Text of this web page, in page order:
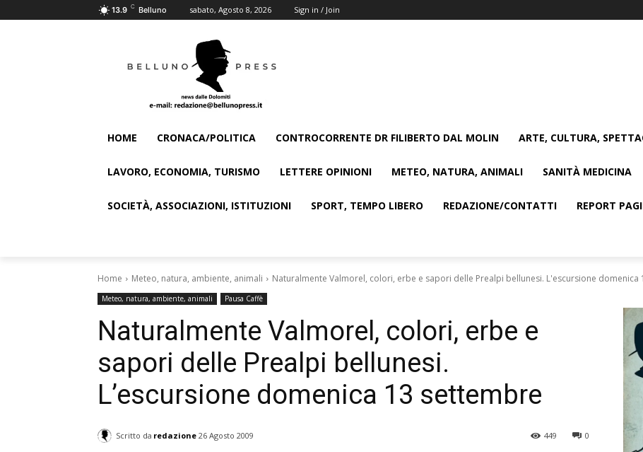
13.9 C Belluno sabato, Agosto 8, 2026 Sign in / Join
HOME CRONACA/POLITICA CONTROCORRENTE DR FILIBERTO DAL MOLIN ARTE, CULTURA,
LAVORO, ECONOMIA, TURISMO LETTERE OPINIONI METEO, NATURA, ANIMALI SANITÀ MEDICINA
SOCIETÀ, ASSOCIAZIONI, ISTITUZIONI SPORT, TEMPO LIBERO REDAZIONE/CONTATTI REPORT
Home Meteo, natura, ambiente, animali Naturalmente Valmorel, colori, erbe e sapori delle Prealpi bellunesi. L'escursione domenica
Meteo, natura, ambiente, animali Pausa Caffè
Naturalmente Valmorel, colori, erbe e
sapori delle Prealpi bellunesi.
L’escursione domenica 13 settembre
Scritto da redazione 26 Agosto 2009 0
449